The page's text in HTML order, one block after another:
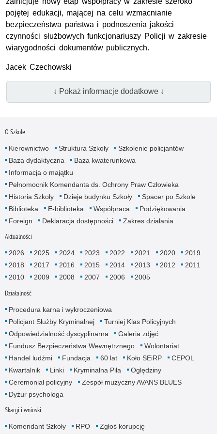
pojętej edukacji, mającej na celu wzmacnianie
bezpieczeństwa państwa i podnoszenia jakości
czynności służbowych funkcjonariuszy Policji w zakresie
wiarygodności dokumentów publicznych.
Jacek Czechowski
↓ Pokaż informacje dodatkowe ↓
O Szkole
Kierownictwo Struktura Szkoły
Szkolenie policjantów
Baza dydaktyczna
Baza kwaterunkowa
Informacja o majątku
Pełnomocnik Komendanta ds. Ochrony Praw Człowieka
Historia Szkoły
Dzieje budynku Szkoły
Spacer po Szkole
Biblioteka
E-biblioteka Współpraca
Podziękowania
Foreign
Deklaracja dostępności Zakres działania
Aktualności
2026 2025 2024 2023 2022 2021 2020
2019
2018
2017 2016 2015 2014 2013 2012
2011
2010
2009 2008 2007 2006 2005
Działalność
Procedura karna i wykroczeniowa
Policjant Służby Kryminalnej
Turniej Klas Policyjnych
Odpowiedzialność dyscyplinarna
Galeria zdjęć
Fundusz Bezpieczeństwa Wewnętrznego
Wolontariat
Handel ludźmi
Fundacja 60 lat Koło SEiRP
CEPOL
Kwartalnik
Linki Kryminalna Piła
Oględziny
Ceremoniał policyjny
Zespół muzyczny AVANS BLUES
Dyżur psychologa
Skargi i wnioski
Komendant Szkoły RPO Zgłoś korupcję